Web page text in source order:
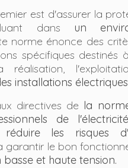
est d'assurer la
dans un
norme énonce des
spécifiques destinés
réalisation,
installations électriques
directives de la
de l'électricité
réduire les risques
garantir le bon
et haute tension.